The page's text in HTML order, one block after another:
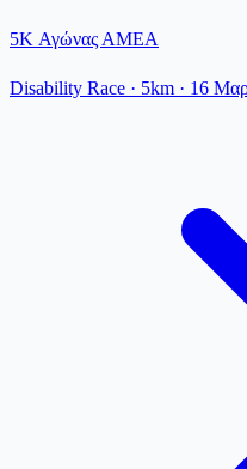
5K Αγώνας ΑΜΕΑ
Disability Race · 5km · 16